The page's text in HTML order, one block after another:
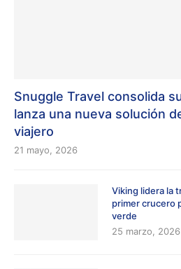
Snuggle Travel consolida
lanza una nueva solución
viajero
21 mayo, 2026
Viking lidera la
primer crucero
verde
25 marzo, 2026